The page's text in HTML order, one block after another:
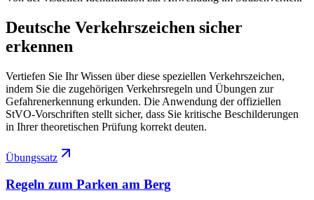
Deutsche Verkehrszeichen sicher
erkennen
Vertiefen Sie Ihr Wissen über diese speziellen Verkehrszeichen,
indem Sie die zugehörigen Verkehrsregeln und Übungen zur
Gefahrenerkennung erkunden. Die Anwendung der offiziellen
StVO-Vorschriften stellt sicher, dass Sie kritische Beschilderungen
in Ihrer theoretischen Prüfung korrekt deuten.
Übungssatz
Regeln zum Parken am Berg